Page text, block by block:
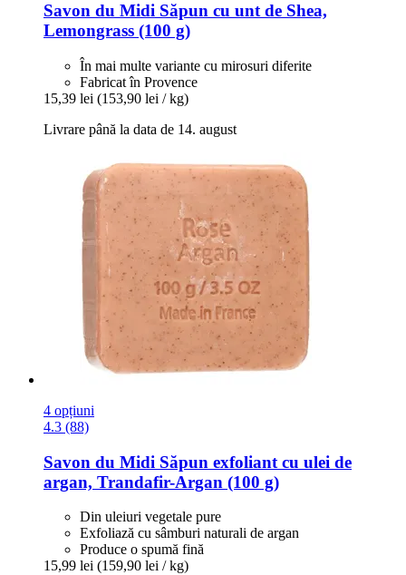
Savon du Midi Săpun cu unt de Shea,
Lemongrass (100 g)
În mai multe variante cu mirosuri diferite
Fabricat în Provence
15,39 lei (153,90 lei / kg)
Livrare până la data de 14. august
4 opțiuni
4.3 (88)
Savon du Midi Săpun exfoliant cu ulei de
argan, Trandafir-​Argan (100 g)
Din uleiuri vegetale pure
Exfoliază cu sâmburi naturali de argan
Produce o spumă fină
15,99 lei (159,90 lei / kg)